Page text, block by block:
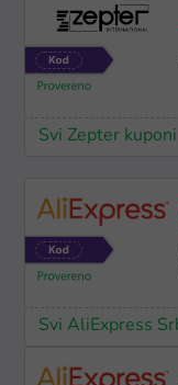
Svi Zepter kuponi
Svi AliExpress